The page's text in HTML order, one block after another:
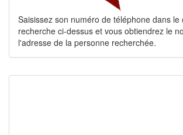
Saisissez son numéro de téléphone dans le
recherche ci-dessus et vous obtiendrez le
l'adresse de la personne recherchée.